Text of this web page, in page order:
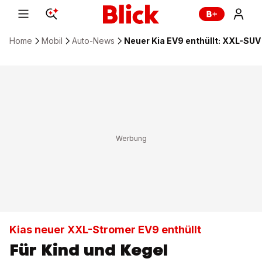
Home Mobil Auto-News Neuer Kia EV9 enthüllt: XXL-
Kias neuer XXL-Stromer EV9 enthüllt
Für Kind und Kegel